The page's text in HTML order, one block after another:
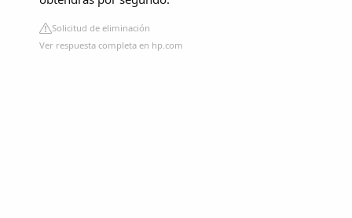
Solicitud de eliminación
Ver respuesta completa en hp.com